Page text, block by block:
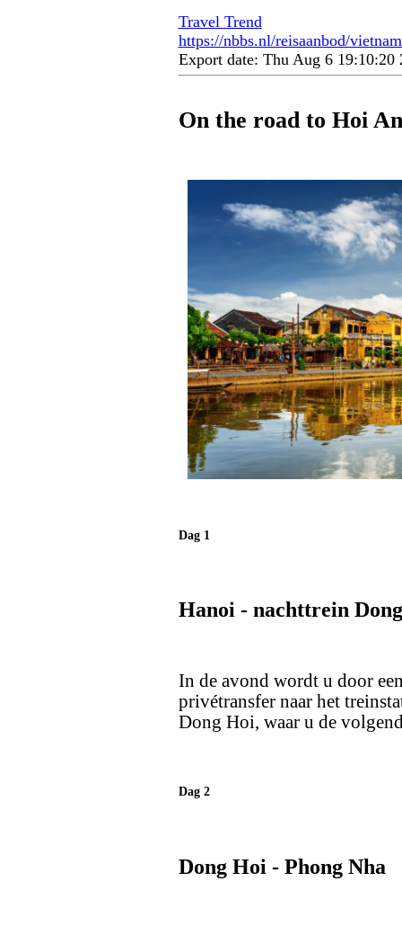
Travel Trend
https://nbbs.nl/reisaanbod/
Export date: Thu Aug 6
On the road to Hoi An
Dag 1
Hanoi - nachttrein
In de avond wordt u door
privétransfer naar het
Dong Hoi, waar u de
Dag 2
Dong Hoi - Phong Nha